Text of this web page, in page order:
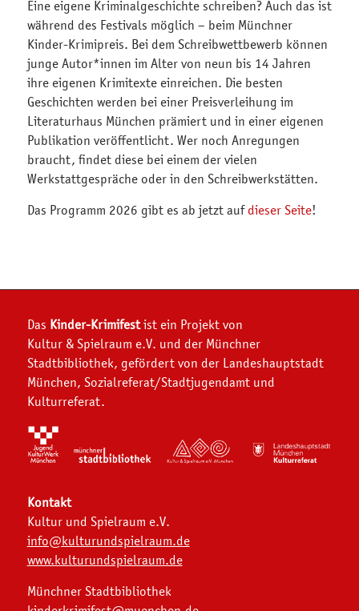
Eine eigene Kriminalgeschichte schreiben? Auch das ist
während des Festivals möglich – beim Münchner
Kinder-Krimipreis. Bei dem Schreibwettbewerb können
junge Autor*innen im Alter von neun bis 14 Jahren
ihre eigenen Krimitexte einreichen. Die besten
Geschichten werden bei einer Preisverleihung im
Literaturhaus München prämiert und in einer eigenen
Publikation veröffentlicht. Wer noch Anregungen
braucht, findet diese bei einem der vielen
Werkstattgespräche oder in den Schreibwerkstätten.
Das Programm 2026 gibt es ab jetzt aufdieser Seite!
Das Kinder-Krimifestist ein Projekt von
Kultur & Spielraum e.V. und der Münchner
Stadtbibliothek, gefördert von der Landeshauptstadt
München, Sozialreferat/Stadtjugendamt und
Kulturreferat.
Kontakt
Kultur und Spielraum e.V.
info@kulturundspielraum.de
www.kulturundspielraum.de
Münchner Stadtbibliothek